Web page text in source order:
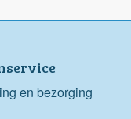
en bezorging